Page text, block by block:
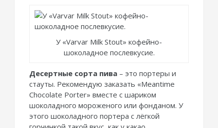
У «Varvar Milk Stout» кофейно-
шоколадное послевкусие.
Десертные сорта пива – это портеры и
стауты. Рекомендую заказать «Meantime
Chocolate Porter» вместе с шариком
шоколадного мороженого или фонданом. У
этого шоколадного портера с лёгкой